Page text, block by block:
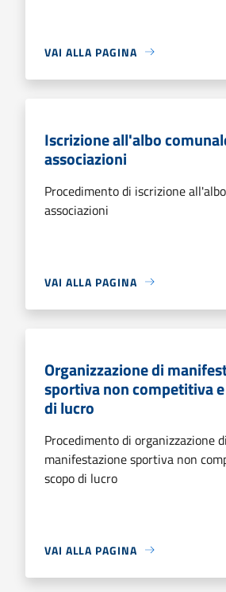
VAI ALLA PAGINA
Iscrizione all'albo
associazioni
Procedimento di iscrizione
associazioni
VAI ALLA PAGINA
Organizzazione di
sportiva non competitiva
di lucro
Procedimento di organizzazione di
manifestazione sportiva non
scopo di lucro
VAI ALLA PAGINA